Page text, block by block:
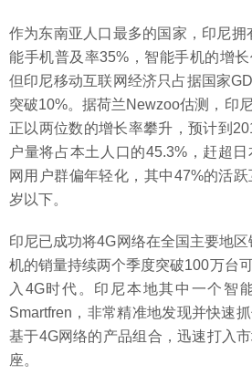
作为东南亚人口最多的国家，印尼拥
能手机普及率35%，智能手机的增长
但印尼移动互联网经济只占据国家
突破10%。据荷兰Newzoo估测，印
正以两位数的增长率攀升，预计到
户量将占本土人口的45.3%，赶超
网用户群偏年轻化，其中47%的活
岁以下。
印尼已成功将4G网络在全国主要地
机的销量持续两个季度突破100万台
入4G时代。印尼本地其中一个智
Smartfren，非常精准地发现并快速
基于4G网络的产品组合，迅速打入
座。